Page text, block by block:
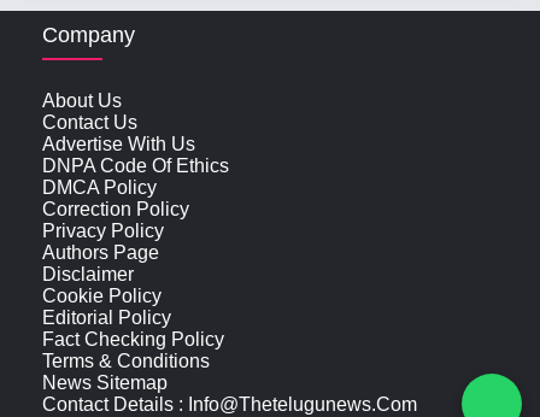
Company
About Us
Contact Us
Advertise With Us
DNPA Code Of Ethics
DMCA Policy
Correction Policy
Privacy Policy
Authors Page
Disclaimer
Cookie Policy
Editorial Policy
Fact Checking Policy
Terms & Conditions
News Sitemap
Contact Details : Info@thetelugunews.com